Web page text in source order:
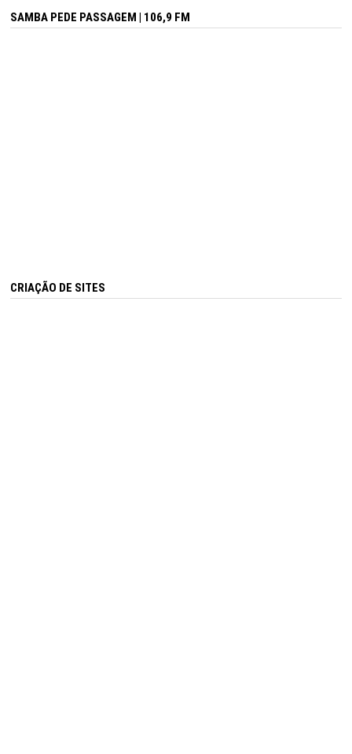
SAMBA PEDE PASSAGEM | 106,9 FM
CRIAÇÃO DE SITES